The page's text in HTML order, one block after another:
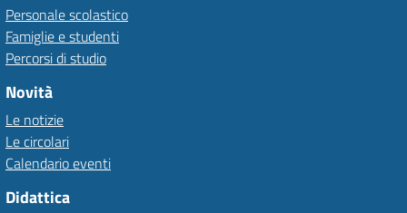
Personale scolastico
Famiglie e studenti
Percorsi di studio
Novità
Le notizie
Le circolari
Calendario eventi
Didattica